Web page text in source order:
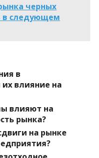
черных
в следующем
в
влияние на
влияют на
рынка?
на рынке